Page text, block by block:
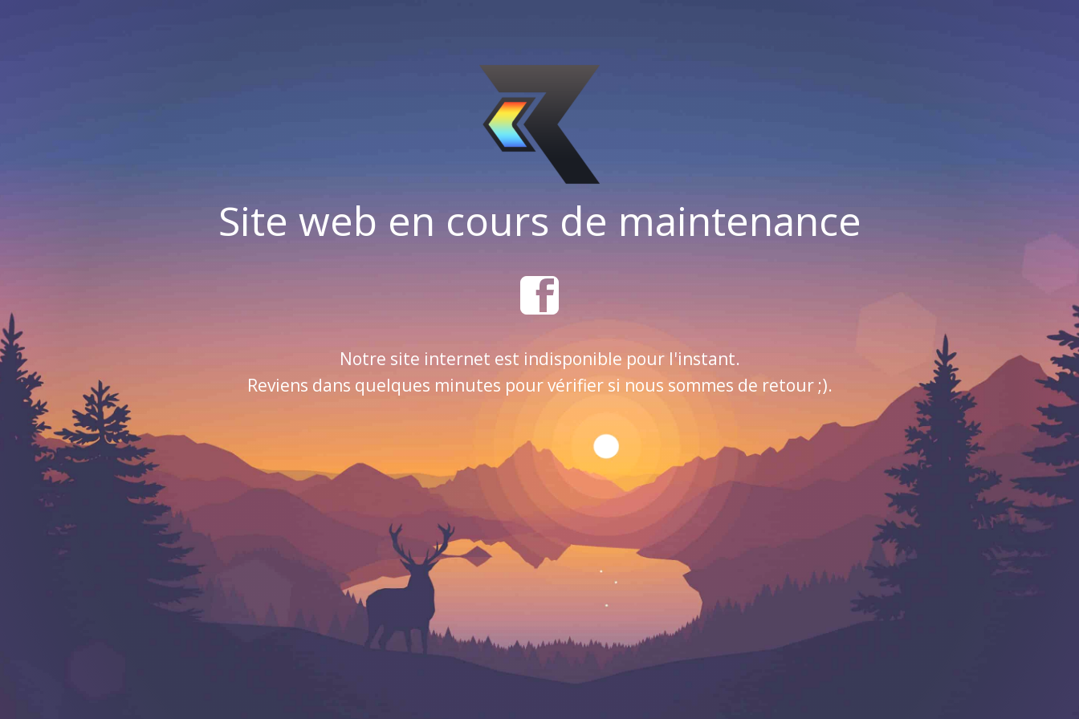
Site web en cours de maintenance
Notre site internet est indisponible pour l'instant.
Reviens dans quelques minutes pour vérifier si nous sommes de retour ;).